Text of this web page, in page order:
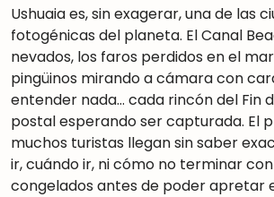
Ushuaia es, sin exagerar, una de las
fotogénicas del planeta. El Canal
nevados, los faros perdidos en el
pingüinos mirando a cámara con
entender nada… cada rincón del Fin
postal esperando ser capturada. El
muchos turistas llegan sin saber
ir, cuándo ir, ni cómo no terminar
congelados antes de poder apretar